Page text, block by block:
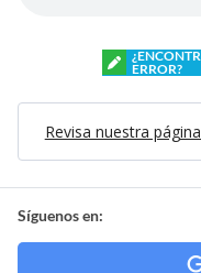
ERROR?
Revisa nuestra
Síguenos en: